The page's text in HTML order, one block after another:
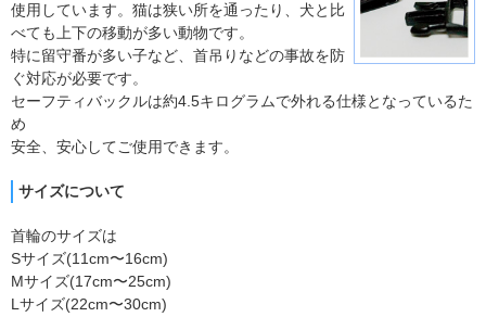
使用しています。猫は狭い所を通ったり、犬と比
べても上下の移動が多い動物です。
特に留守番が多い子など、首吊りなどの事故を防
ぐ対応が必要です。
セーフティバックルは約4.5キログラムで外れる仕様となっているた
め
安全、安心してご使用できます。
サイズについて
首輪のサイズは
Sサイズ(11cm〜16cm)
Mサイズ(17cm〜25cm)
Lサイズ(22cm〜30cm)